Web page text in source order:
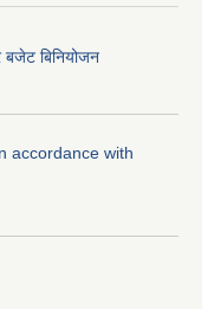
बिनियोजन
accordance with